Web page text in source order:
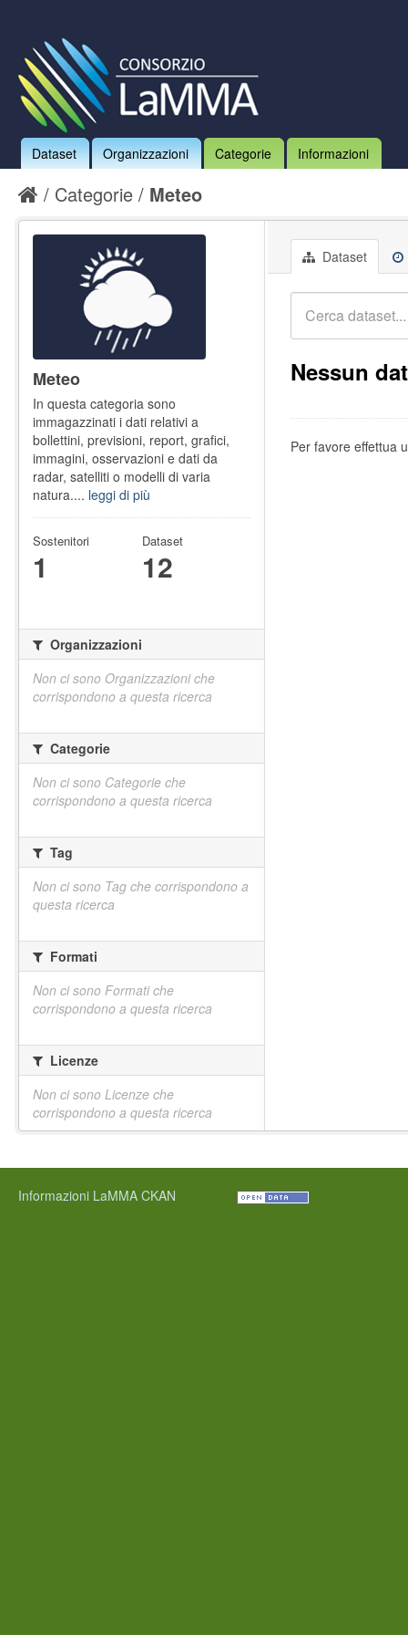
Dataset Organizzazioni Categorie Informazioni
Categorie Meteo
Dataset
Nessun
Per favore effettua
Meteo
In questa categoria sono
immagazzinati i dati relativi a
bollettini, previsioni, report, grafici,
immagini, osservazioni e dati da
radar, satelliti o modelli di varia
natura.... leggi di più
Sostenitori
1
Dataset
12
Organizzazioni
Non ci sono Organizzazioni che
corrispondono a questa ricerca
Categorie
Non ci sono Categorie che
corrispondono a questa ricerca
Tag
Non ci sono Tag che corrispondono a
questa ricerca
Formati
Non ci sono Formati che
corrispondono a questa ricerca
Licenze
Non ci sono Licenze che
corrispondono a questa ricerca
Informazioni LaMMA CKAN